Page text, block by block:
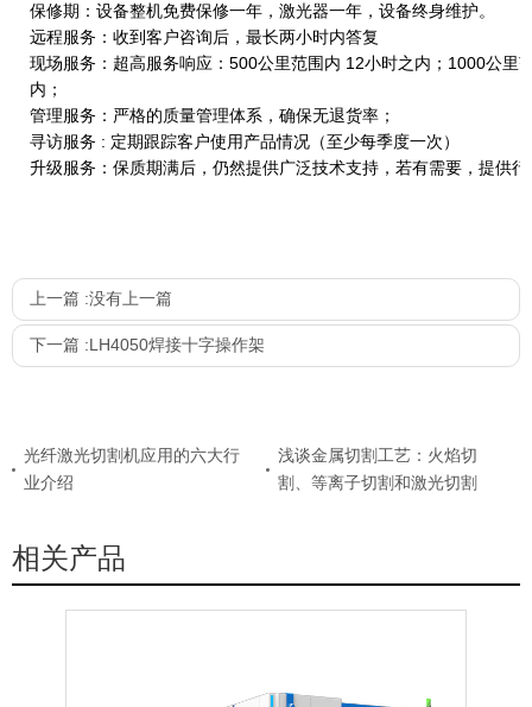
保修期：设备整机免费保修一年，激光器一年，设备终身维护。
远程服务：收到客户咨询后，最长两小时内答复
现场服务：超高服务响应：500公里范围内 12小时之内；1000公里
内；
管理服务：严格的质量管理体系，确保无退货率；
寻访服务 : 定期跟踪客户使用产品情况（至少每季度一次）
升级服务：保质期满后，仍然提供广泛技术支持，若有需要，提供
上一篇 :没有上一篇
下一篇 :LH4050焊接十字操作架
光纤激光切割机应用的六大行
业介绍
浅谈金属切割工艺：火焰切
割、等离子切割和激光切割
相关产品